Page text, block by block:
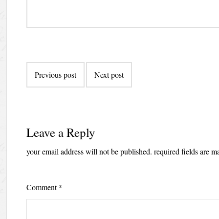
Post
navigation
Previous post Next post
Leave a Reply
your email address will not be published. required fields are
Comment*